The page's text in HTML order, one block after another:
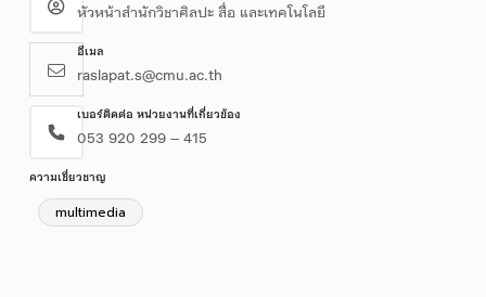
หัวหน้าสำนักวิชาศิลปะ สื่อ และเทคโนโลยี
อีเมล
raslapat.s@cmu.ac.th
เบอร์ติดต่อ หน่วยงานที่เกี่ยวข้อง
053 920 299 – 415
ความเชี่ยวชาญ